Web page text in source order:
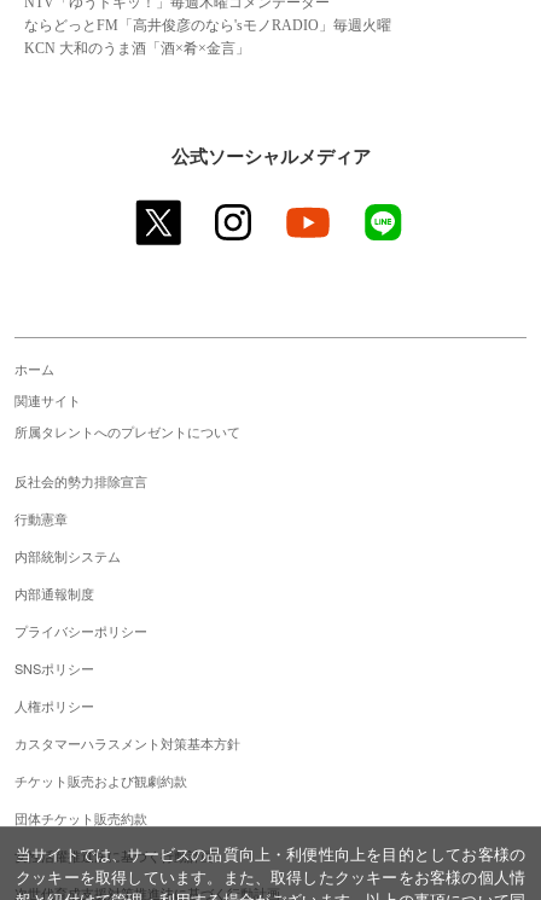
ならどっとFM「高井俊彦のなら'sモノRADIO」毎週火曜
KCN 大和のうま酒「酒×肴×金言」
公式ソーシャルメディア
twitter instagram youtube
ホーム
関連サイト
所属タレントへのプレゼントについて
反社会的勢力排除宣言
行動憲章
内部統制システム
内部通報制度
プライバシーポリシー
SNSポリシー
人権ポリシー
カスタマーハラスメント対策基本方針
チケット販売および観劇約款
団体チケット販売約款
女性活躍推進法に基づく行動計画
次世代育成支援対策推進法に基づく行動計画
当サイトでは、サービスの品質向上・利便性向上を目的としてお客様の
クッキーを取得しています。また、取得したクッキーをお客様の個人情